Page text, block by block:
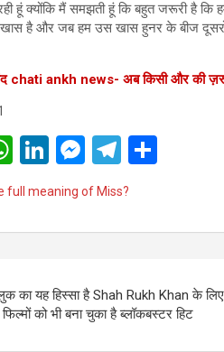
हूं क्योंकि मैं समझती हूं कि बहुत जरूरी है
है और जब हम उस खास हुनर के बीज
chati ankh news- अब किसी और की
W
h
s
p
p
Li
n
ke
dI
M
es
n
er
T
el
gr
m
e
full meaning of Miss?
का यह हिस्सा है Shah Rukh Khan के लिए
को भी बना चुका है ब्लॉकबस्टर हिट